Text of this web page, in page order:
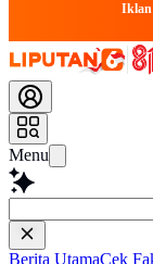
Iklan
Menu
Tanya apapun
Berita UtamaCek